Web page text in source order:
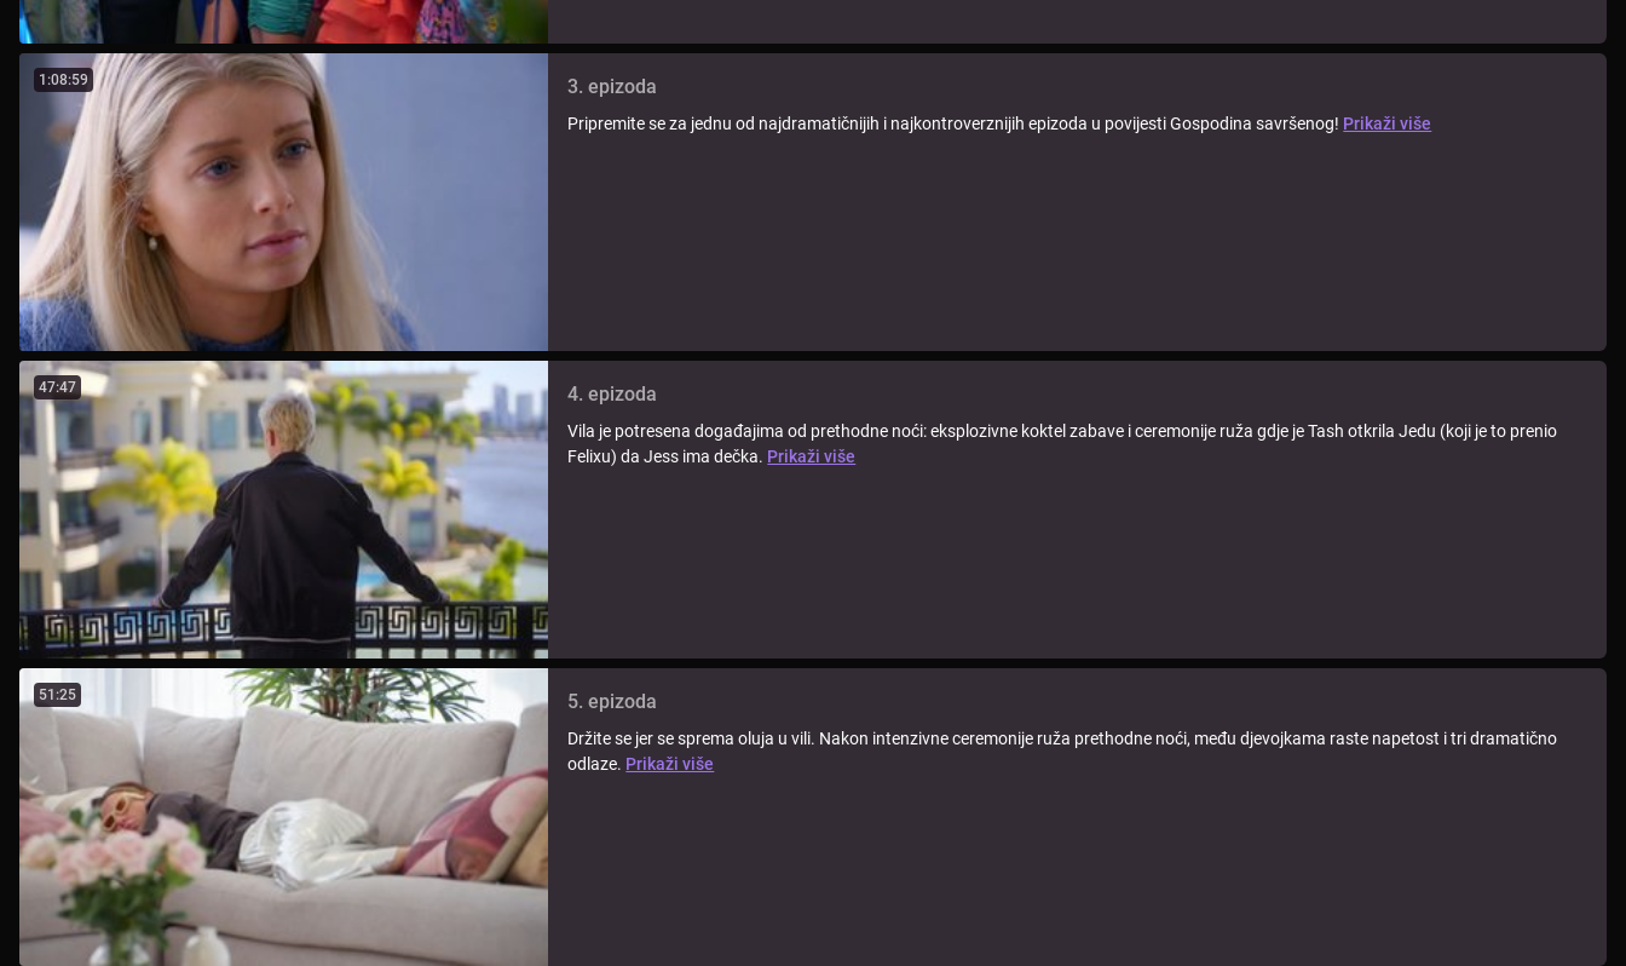
1:08:59 3. epizoda
Pripremite se za jednu od najdramatičnijih i najkontroverznijih epizoda u povijesti Gospodina savršenog! Prikaži više
47:47 4. epizoda
Vila je potresena događajima od prethodne noći: eksplozivne koktel zabave i ceremonije ruža gdje je Tash otkrila Jedu (koji je to prenio
Felixu) da Jess ima dečka. Prikaži više
51:25 5. epizoda
Držite se jer se sprema oluja u vili. Nakon intenzivne ceremonije ruža prethodne noći, među djevojkama raste napetost i tri dramatično
odlaze. Prikaži više